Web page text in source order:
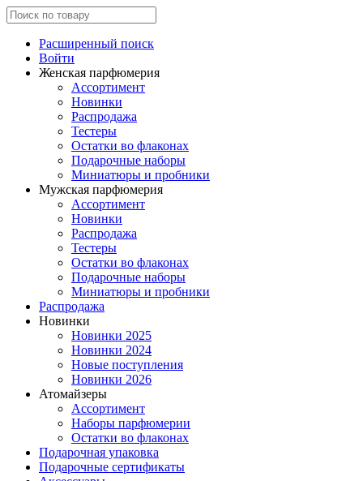
Расширенный поиск
Войти
Женская парфюмерия
Ассортимент
Новинки
Распродажа
Тестеры
Остатки во флаконах
Подарочные наборы
Миниатюры и пробники
Мужская парфюмерия
Ассортимент
Новинки
Распродажа
Тестеры
Остатки во флаконах
Подарочные наборы
Миниатюры и пробники
Распродажа
Новинки
Новинки 2025
Новинки 2024
Новые поступления
Новинки 2026
Атомайзеры
Ассортимент
Наборы парфюмерии
Остатки во флаконах
Подарочная упаковка
Подарочные сертификаты